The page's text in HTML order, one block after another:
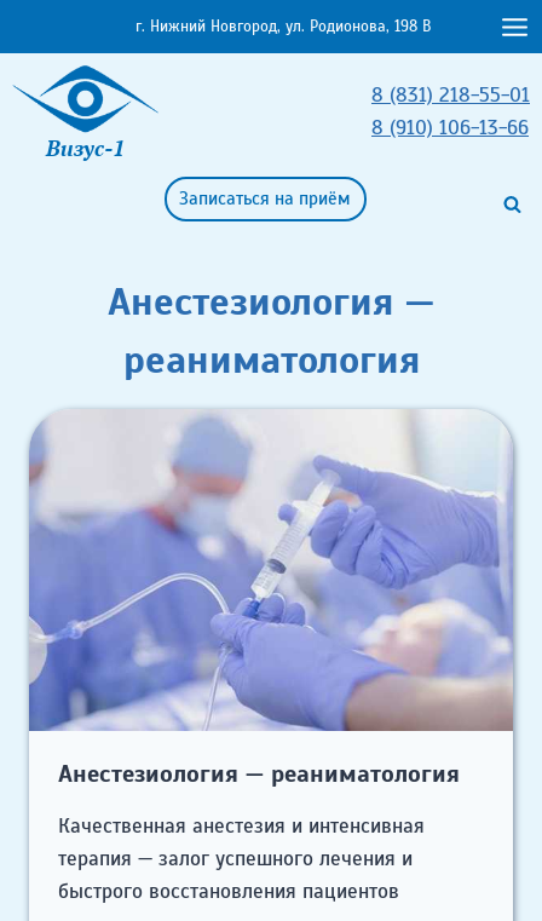
к
содержимому
г. Нижний Новгород, ул. Родионова, 198 В
Визус-1
8 (831) 218-55-01
8 (910) 106-13-66
Записаться на приём
Анестезиология —
реаниматология
Анестезиология — реаниматология
Качественная анестезия и интенсивная
терапия — залог успешного лечения и
быстрого восстановления пациентов